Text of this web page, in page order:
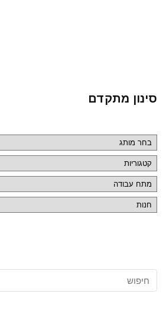
סינון מתקדם